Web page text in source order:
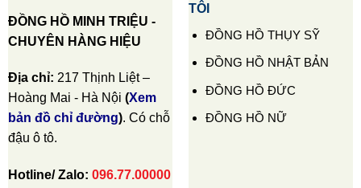
ĐỒNG HỒ MINH TRIỆU -
CHUYÊN HÀNG HIỆU
Địa chỉ: 217 Thịnh Liệt –
Hoàng Mai - Hà Nội (Xem
bản đồ chỉ đường). Có chỗ
đậu ô tô.
Hotline/ Zalo: 096.77.00000
TÔI
ĐỒNG HỒ THỤY SỸ
ĐỒNG HỒ NHẬT BẢN
ĐỒNG HỒ ĐỨC
ĐỒNG HỒ NỮ